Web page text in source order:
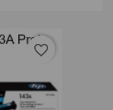
favorite_border